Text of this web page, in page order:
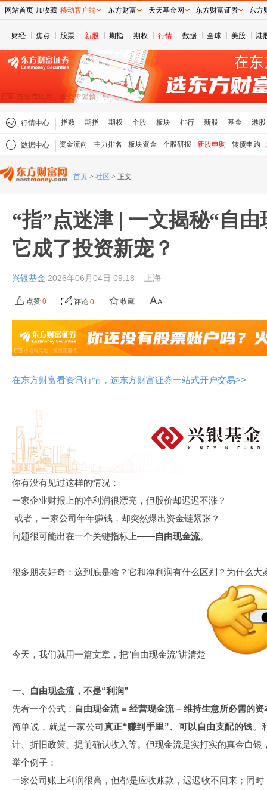
财经 焦点 股票 新股 期指 期权 行情 数据 全球 美股 港
行情中心 指数 期指 期权 个股 板块 排行 新股 基金 港股
数据中心 资金流向 主力排名 板块资金 个股研报 新股申购 转债申购
首页 > 社区 > 正文
“指”点迷津 | 一文揭秘“自
它成了投资新宠？
兴银基金 2026年06月04日 09:18 上海
点赞 0 评论 0 收藏
在东方财富看资讯行情，选东方财富证券一站式开户交易>>
你有没有见过这样的情况：
一家企业财报上的净利润很漂亮，但股价却迟迟不涨？
或者，一家公司年年赚钱，却突然爆出资金链紧张？
问题很可能出在一个关键指标上——自由现金流。
很多朋友好奇：这到底是啥？它和净利润有什么区别？为什么大
今天，我们就用一篇文章，把“自由现金流”讲清楚
一、自由现金流，不是“利润”
先看一个公式： 自由现金流 = 经营现金流 – 维持生意所必需的资
简单说，就是一家公司真正“赚到手里”、可以自由支配的钱。
计、折旧政策、提前确认收入等。但现金流是实打实的真金白银
举个例子：
一家公司账上利润很高，但都是应收账款，迟迟收不回来；同
网站首页 加收藏 移动客户端 东方财富 天天基金网 东方财富证券 东方